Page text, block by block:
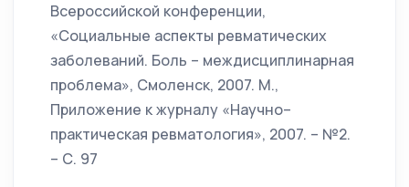
Всероссийской конференции,
«Социальные аспекты ревматических
заболеваний. Боль – междисциплинарная
проблема», Смоленск, 2007. М.,
Приложение к журналу «Научно–
практическая ревматология», 2007. – №2.
– С. 97